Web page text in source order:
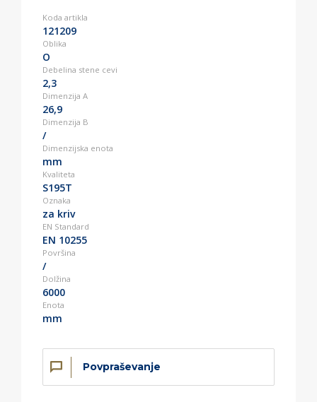
Koda artikla
121209
Oblika
O
Debelina stene cevi
2,3
Dimenzija A
26,9
Dimenzija B
/
Dimenzijska enota
mm
Kvaliteta
S195T
Oznaka
za kriv
EN Standard
EN 10255
Površina
/
Dolžina
6000
Enota
mm
Povpraševanje